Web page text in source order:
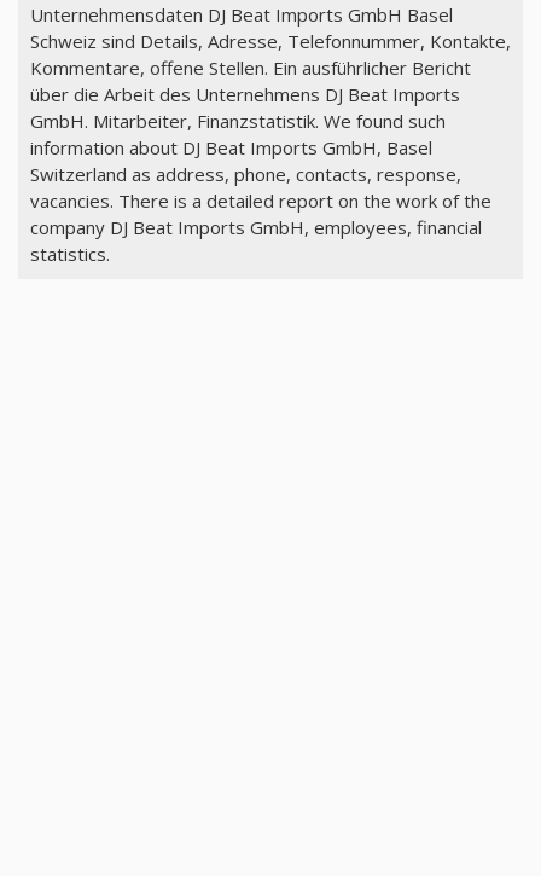
Unternehmensdaten DJ Beat Imports GmbH Basel
Schweiz sind Details, Adresse, Telefonnummer, Kontakte,
Kommentare, offene Stellen. Ein ausführlicher Bericht
über die Arbeit des Unternehmens DJ Beat Imports
GmbH. Mitarbeiter, Finanzstatistik. We found such
information about DJ Beat Imports GmbH, Basel
Switzerland as address, phone, contacts, response,
vacancies. There is a detailed report on the work of the
company DJ Beat Imports GmbH, employees, financial
statistics.